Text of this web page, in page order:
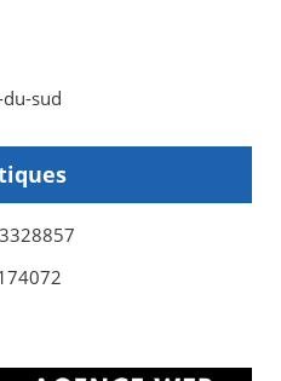
du-sud